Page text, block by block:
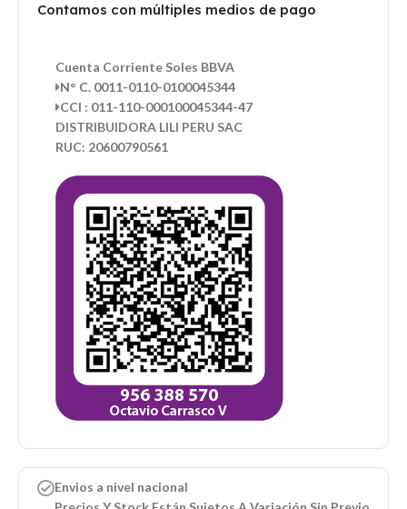
Contamos con múltiples medios de pago
Cuenta Corriente Soles BBVA
N° C. 0011-0110-0100045344
CCI : 011-110-000100045344-47
DISTRIBUIDORA LILI PERU SAC
RUC: 20600790561
Envios a nivel nacional